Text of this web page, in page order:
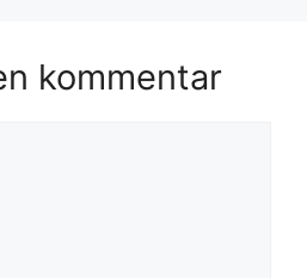
kommentar